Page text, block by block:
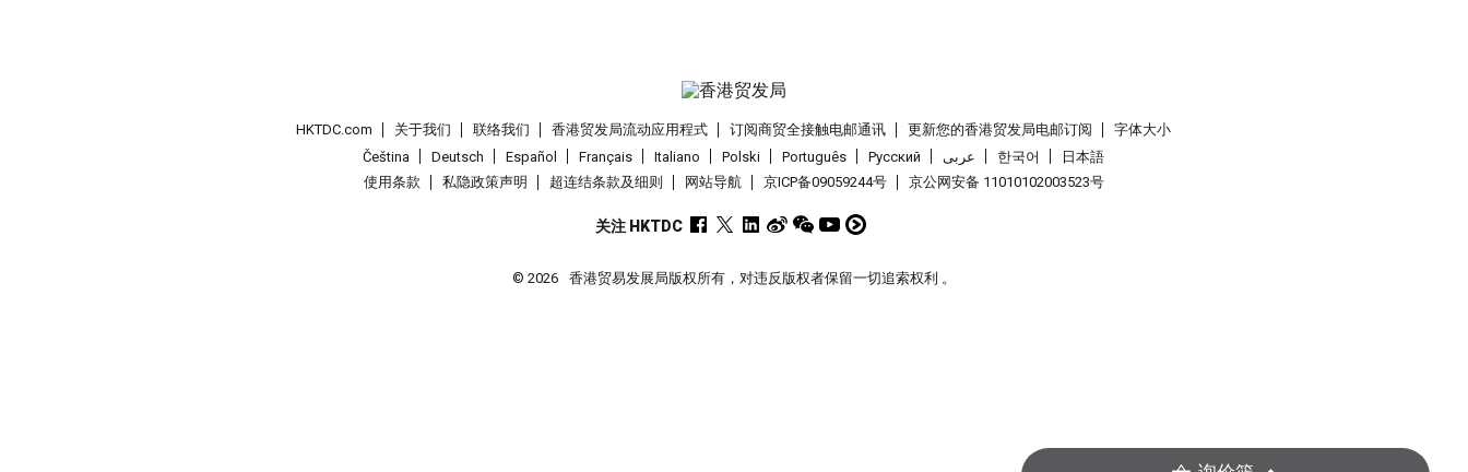
HKTDC.com 关于我们 联络我们 香港贸发局流动应用程式 订阅商贸全接触电邮通讯 更新您的香港贸发局电邮订阅
字体大小
Čeština
Deutsch Español Français Italiano Polski Português Pусский عربى 한국어
日本語
使用条款
私隐政策声明 超连结条款及细则 网站导航 京ICP备09059244号 京公网安备 11010102003523号
关注 HKTDC
© 2026 香港贸易发展局版权所有，对违反版权者保留一切追索权利 。